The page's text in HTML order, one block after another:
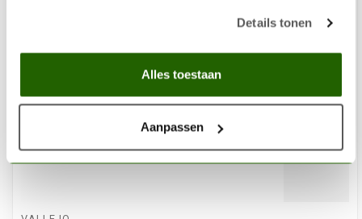
Details tonen
Alles toestaan
Aanpassen